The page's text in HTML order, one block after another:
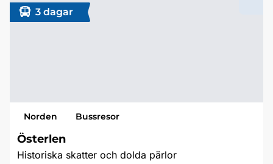
3 dagar
Norden Bussresor
Österlen
Historiska skatter och dolda pärlor